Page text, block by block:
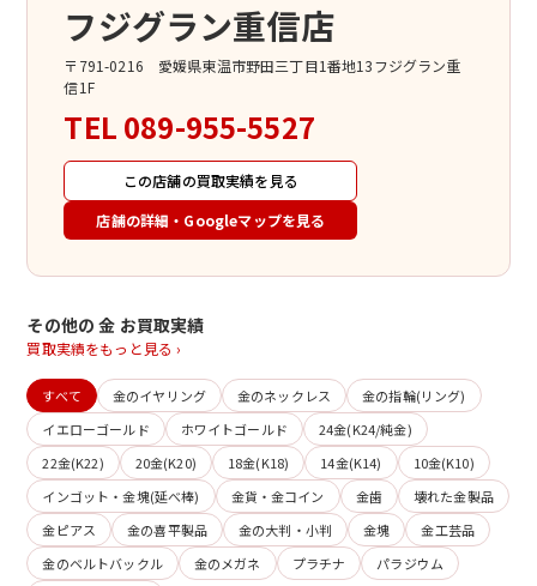
フジグラン重信店
〒791-0216 愛媛県東温市野田三丁目1番地13フジグラン重
信1F
TEL 089-955-5527
この店舗の買取実績を見る
店舗の詳細・Googleマップを見る
その他の 金 お買取実績
買取実績をもっと見る ›
すべて 金のイヤリング 金のネックレス
金の指輪(リング)
イエローゴールド
ホワイトゴールド
24金(K24/純金)
22金(K22)
20金(K20) 18金(K18) 14金(K14)
10金(K10)
インゴット・金塊(延べ棒)
金貨・金コイン 金歯
壊れた金製品
金ピアス
金の喜平製品 金の大判・小判 金塊
金工芸品
金のベルトバックル
金のメガネ プラチナ
パラジウム